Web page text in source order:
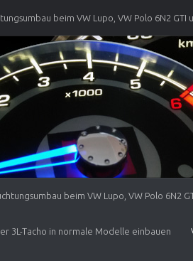
beim VW Lupo, VW Polo 6N2 GTI
3L-Tacho in normale Modelle einbauen
nachrüsten ohne
Funkfernbedienung in einen VW Lupo/Seat
am VW Lupo verbauen Tempomat
Schloss Anpassung auf den
beim VW Lupo, VW Polo 6N2
3L-Tacho in normale Modelle einbauen